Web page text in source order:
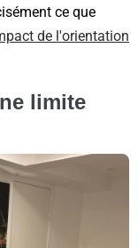
ce que
de l'orientation
limite